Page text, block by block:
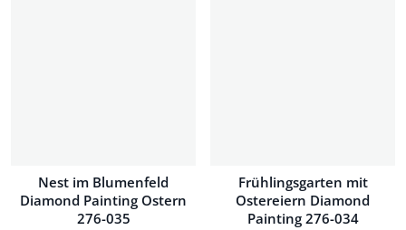
Nest im Blumenfeld
Diamond Painting Ostern
276-035
Frühlingsgarten mit
Ostereiern Diamond
Painting 276-034